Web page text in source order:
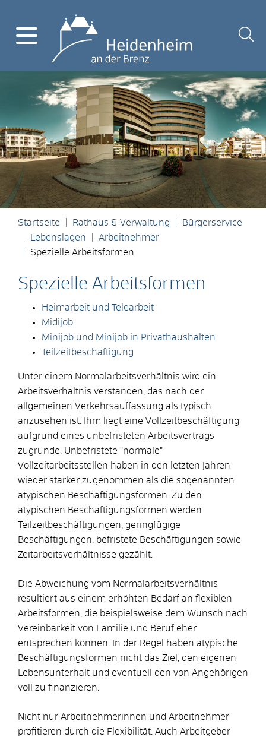
Startseite Rathaus & Verwaltung
Bürgerservice
Lebenslagen
Arbeitnehmer
Spezielle Arbeitsformen
Spezielle Arbeitsformen
Heimarbeit und Telearbeit
Midijob
Minijob und Minijob in Privathaushalten
Teilzeitbeschäftigung
Unter einem Normalarbeitsverhältnis wird ein
Arbeitsverhältnis verstanden, das nach der
allgemeinen Verkehrsauffassung als typisch
anzusehen ist. Ihm liegt eine Vollzeitbeschäftigung
aufgrund eines unbefristeten Arbeitsvertrags
zugrunde. Unbefristete "normale"
Vollzeitarbeitsstellen haben in den letzten Jahren
wieder stärker zugenommen als die sogenannten
atypischen Beschäftigungsformen. Zu den
atypischen Beschäftigungsformen werden
Teilzeitbeschäftigungen, geringfügige
Beschäftigungen, befristete Beschäftigungen sowie
Zeitarbeitsverhältnisse gezählt.
Die Abweichung vom Normalarbeitsverhältnis
resultiert aus einem erhöhten Bedarf an flexiblen
Arbeitsformen, die beispielsweise dem Wunsch nach
Vereinbarkeit von Familie und Beruf eher
entsprechen können. In der Regel haben atypische
Beschäftigungsformen nicht das Ziel, den eigenen
Lebensunterhalt und eventuell den von Angehörigen
voll zu finanzieren.
Nicht nur Arbeitnehmerinnen und Arbeitnehmer
profitieren durch die Flexibilität. Auch Arbeitgeber